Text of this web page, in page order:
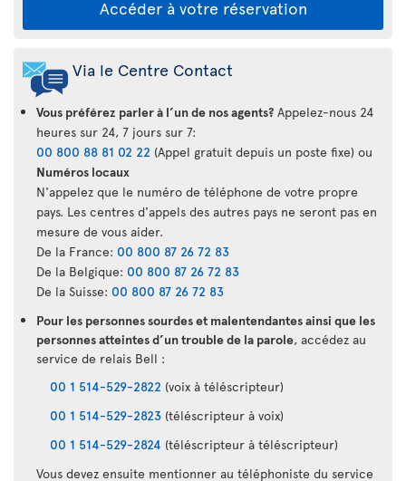
Accéder à votre réservation
Via le Centre Contact
Vous préférez parler à l’un de nos agents? Appelez-nous 24
heures sur 24, 7 jours sur 7:
00 800 88 81 02 22 (Appel gratuit depuis un poste fixe) ou
Numéros locaux
N'appelez que le numéro de téléphone de votre propre
pays. Les centres d'appels des autres pays ne seront pas en
mesure de vous aider.
De la France: 00 800 87 26 72 83
De la Belgique: 00 800 87 26 72 83
De la Suisse: 00 800 87 26 72 83
Pour les personnes sourdes et malentendantes ainsi que les
personnes atteintes d’un trouble de la parole, accédez au
service de relais Bell :
00 1 514-529-2822 (voix à téléscripteur)
00 1 514-529-2823 (téléscripteur à voix)
00 1 514-529-2824 (téléscripteur à téléscripteur)
Vous devez ensuite mentionner au téléphoniste du service